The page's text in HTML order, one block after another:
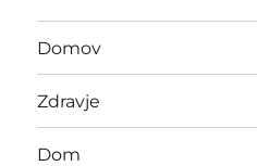
Domov
Zdravje
Dom